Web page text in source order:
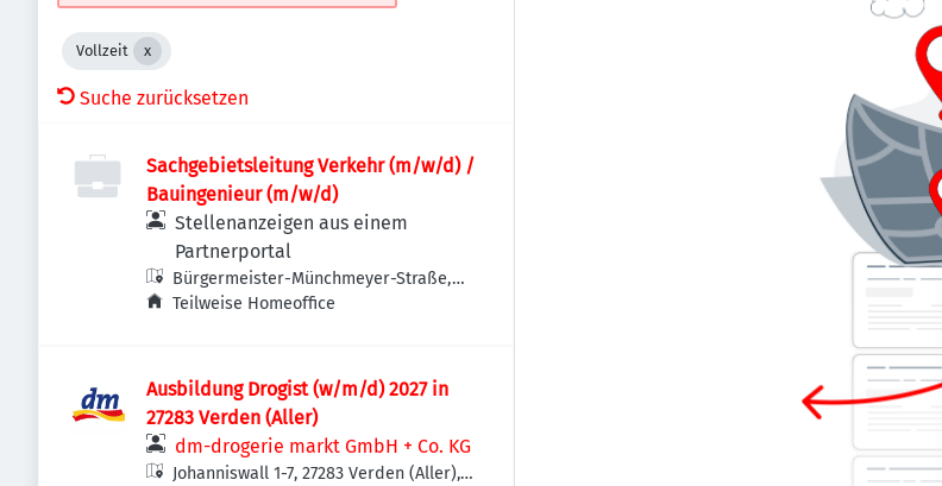
Vollzeit
Suche zurücksetzen
Sachgebietsleitung Verkehr (m/w/d) /
Bauingenieur (m/w/d)
Stellenanzeigen aus einem
Partnerportal
Bürgermeister-Münchmeyer-Straße,
27283 Verden (Aller), Deutschland
Teilweise Homeoffice
Ausbildung Drogist (w/m/d) 2027 in
27283 Verden (Aller)
dm-drogerie markt GmbH + Co. KG
Johanniswall 1-7, 27283 Verden (Aller),